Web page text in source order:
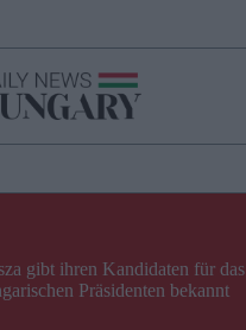
gibt ihren Kandidaten für das
Präsidenten bekannt